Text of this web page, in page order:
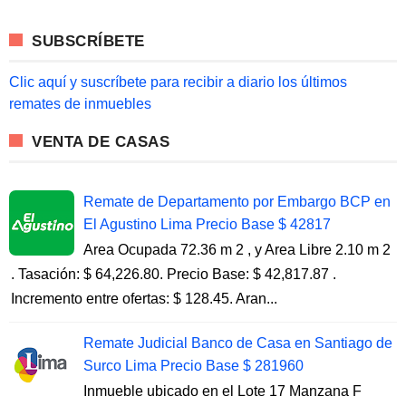
h
o
:
SUBSCRÍBETE
Clic aquí y suscríbete para recibir a diario los últimos
remates de inmuebles
VENTA DE CASAS
Remate de Departamento por Embargo BCP en
El Agustino Lima Precio Base $ 42817
Area Ocupada 72.36 m 2 , y Area Libre 2.10 m 2
. Tasación: $ 64,226.80. Precio Base: $ 42,817.87 .
Incremento entre ofertas: $ 128.45. Aran...
Remate Judicial Banco de Casa en Santiago de
Surco Lima Precio Base $ 281960
Inmueble ubicado en el Lote 17 Manzana F